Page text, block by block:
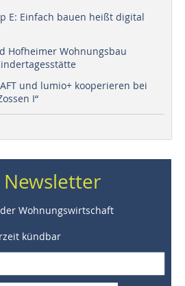
E: Einfach bauen heißt digital
Hofheimer Wohnungsbau
und lumio+ kooperieren bei
I“
Newsletter
Wohnungswirtschaft
kündbar